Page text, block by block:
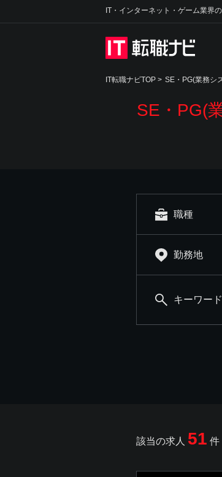
IT・インターネット・ゲーム業界
IT転職ナビTOP > SE・PG(業務シ
SE・PG(
職種
勤務地
キーワード
該当の求人 51 件